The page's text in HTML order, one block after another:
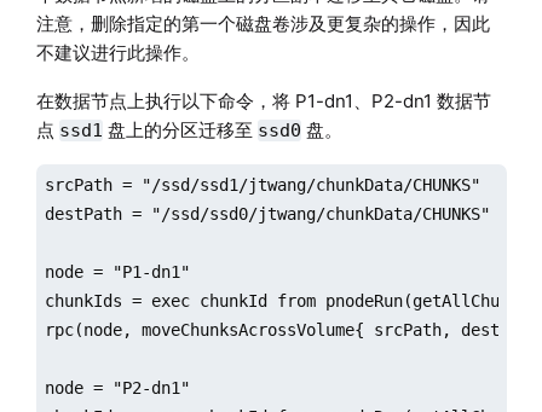
注意，删除指定的第一个磁盘卷涉及更复杂的操作，因此
不建议进行此操作。
在数据节点上执行以下命令，将 P1-dn1、P2-dn1 数据节
点 ssd1 盘上的分区迁移至 ssd0 盘。
srcPath = "/ssd/ssd1/jtwang/chunkData/CHUNKS"
destPath = "/ssd/ssd0/jtwang/chunkData/CHUNKS"
node = "P1-dn1"
chunkIds = exec chunkId from
rpc(node, moveChunksAcrossVolume{ srcPath,
node = "P2-dn1"